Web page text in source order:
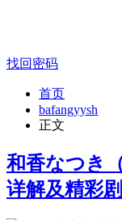
找回密码
首页
bafangyysh
正文
和香なつき
详解及精彩